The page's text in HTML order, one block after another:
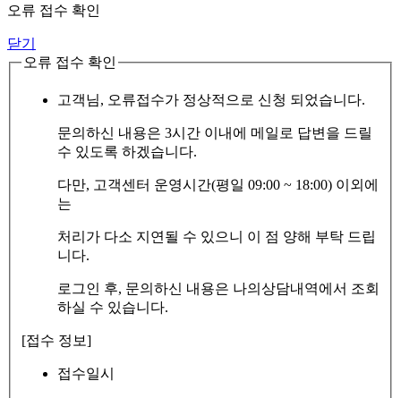
오류 접수 확인
닫기
오류 접수 확인
고객님, 오류접수가 정상적으로 신청 되었습니다.
문의하신 내용은 3시간 이내에 메일로 답변을 드릴
수 있도록 하겠습니다.
다만, 고객센터 운영시간(평일 09:00 ~ 18:00) 이외에
는
처리가 다소 지연될 수 있으니 이 점 양해 부탁 드립
니다.
로그인 후, 문의하신 내용은 나의상담내역에서 조회
하실 수 있습니다.
[접수 정보]
접수일시